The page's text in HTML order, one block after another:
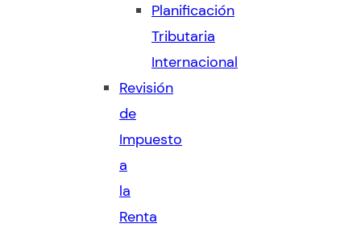
Planificación
Tributaria
Internacional
Revisión
de
Impuesto
a
la
Renta